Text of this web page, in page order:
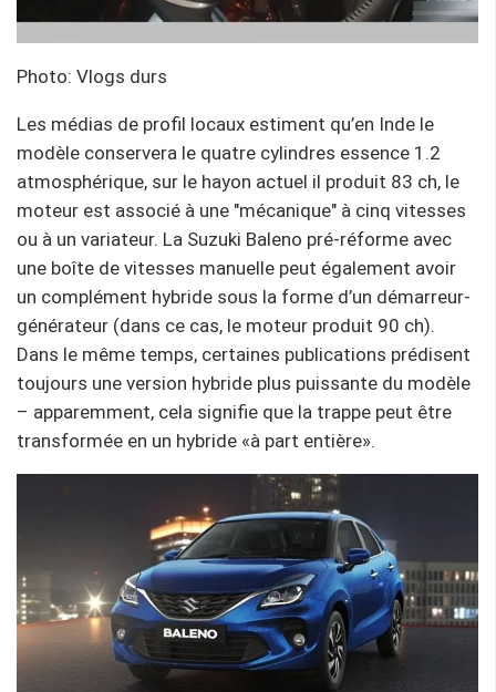
Photo: Vlogs durs
Les médias de profil locaux estiment qu’en Inde le
modèle conservera le quatre cylindres essence 1.2
atmosphérique, sur le hayon actuel il produit 83 ch, le
moteur est associé à une "mécanique" à cinq vitesses
ou à un variateur. La Suzuki Baleno pré-réforme avec
une boîte de vitesses manuelle peut également avoir
un complément hybride sous la forme d’un démarreur-
générateur (dans ce cas, le moteur produit 90 ch).
Dans le même temps, certaines publications prédisent
toujours une version hybride plus puissante du modèle
– apparemment, cela signifie que la trappe peut être
transformée en un hybride «à part entière».